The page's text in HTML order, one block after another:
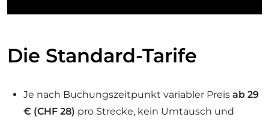
Die Standard-Tarife
Je nach Buchungszeitpunkt variabler Preis ab 29
€ (CHF 28) pro Strecke, kein Umtausch und